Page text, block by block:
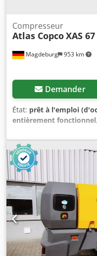
Magdeburg 953 km
Compresseur
Atlas CopcoXAS
Demander
État: prêt à l'emploi
entièrement fonctionnel
Copco XAS 67 DDG,
débit volumétrique 3,5
raccordements 1 x 230
YA3062560C0250310